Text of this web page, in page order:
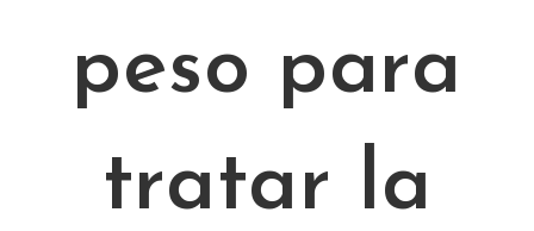
peso para
tratar la